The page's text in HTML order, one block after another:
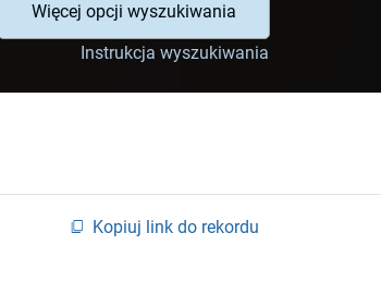
Więcej opcji wyszukiwania
Instrukcja wyszukiwania
Kopiuj link do rekordu